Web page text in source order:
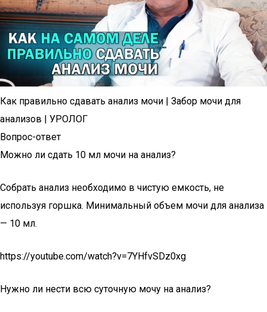
Как правильно сдавать анализ мочи | Забор мочи для
анализов | УРОЛОГ
Вопрос-ответ
Можно ли сдать 10 мл мочи на анализ?
Собрать анализ необходимо в чистую емкость, не
используя горшка. Минимальный объем мочи для анализа
— 10 мл.
https://youtube.com/watch?v=7YHfvSDz0xg
Нужно ли нести всю суточную мочу на анализ?